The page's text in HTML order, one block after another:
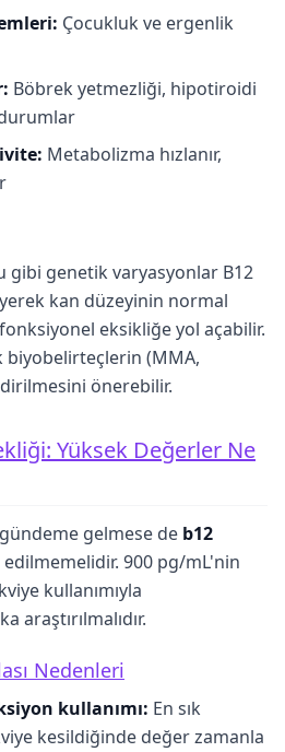
Çocukluk ve ergenlik
Böbrek yetmezliği, hipotiroidi
Metabolizma hızlanır,
gibi genetik varyasyonlar B12
kan düzeyinin normal
eksikliğe yol açabilir.
biyobelirteçlerin (MMA,
önerebilir.
Yüksek Değerler Ne
gelmese de b12
edilmemelidir. 900 pg/mL'nin
kullanımıyla
araştırılmalıdır.
Nedenleri
kullanımı: En sık
kesildiğinde değer zamanla